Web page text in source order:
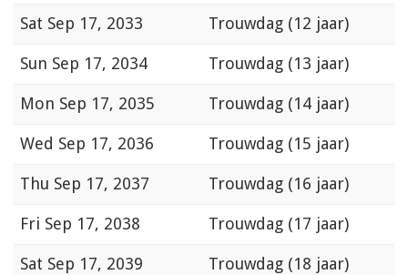
Sat Sep 17, 2033 Trouwdag (12 jaar)
Sun Sep 17, 2034 Trouwdag (13 jaar)
Mon Sep 17, 2035 Trouwdag (14 jaar)
Wed Sep 17, 2036 Trouwdag (15 jaar)
Thu Sep 17, 2037 Trouwdag (16 jaar)
Fri Sep 17, 2038 Trouwdag (17 jaar)
Sat Sep 17, 2039 Trouwdag (18 jaar)